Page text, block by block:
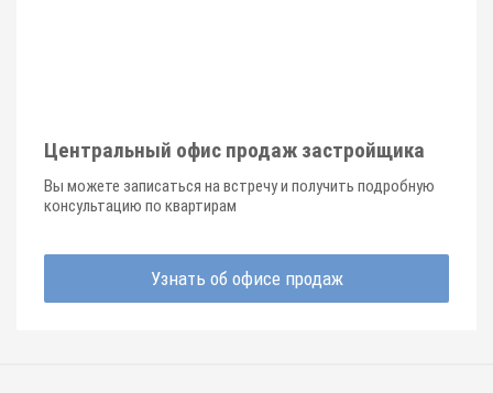
Центральный офис продаж застройщика
Вы можете записаться на встречу и получить подробную
консультацию по квартирам
Узнать об офисе продаж